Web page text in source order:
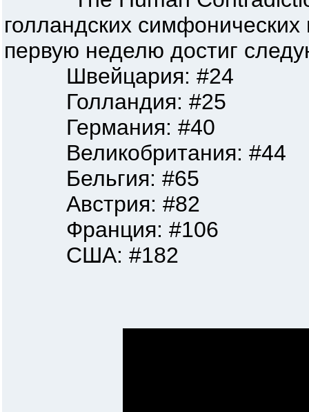
голландских
первую неделю достиг
Швейцария: #24
Голландия: #25
Германия: #40
Великобритания: #44
Бельгия: #65
Австрия: #82
Франция: #106
США: #182